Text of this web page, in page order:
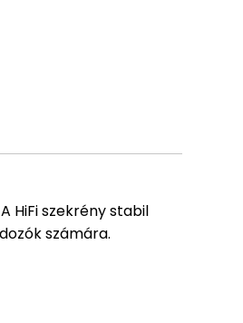
HiFi szekrény stabil
számára.